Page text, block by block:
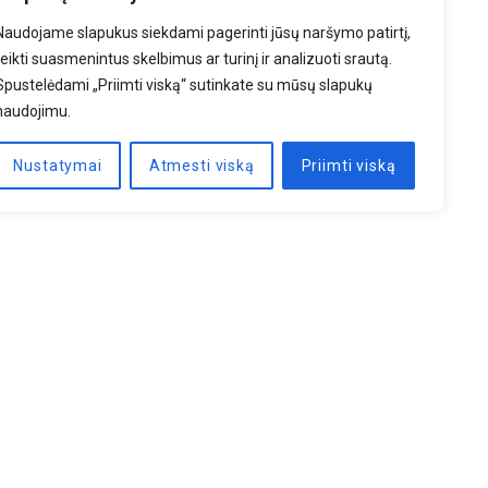
slapukus siekdami pagerinti jūsų naršymo patirtį,
suasmenintus skelbimus ar turinį ir analizuoti srautą.
„Priimti viską“ sutinkate su mūsų slapukų
Nustatymai Atmesti viską Priimti viską